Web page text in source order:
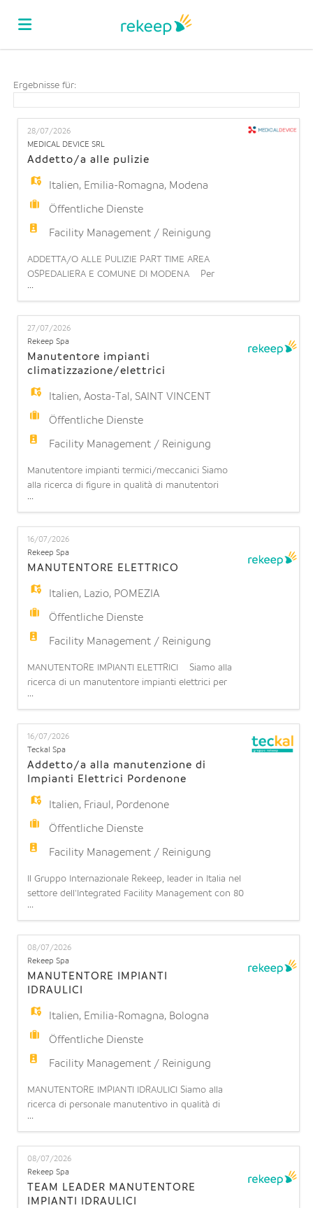
Stellen
Lebenslauf
Sprache
EN
FR
IT
PT
Ergebnisse für:
28/07/2026
MEDICAL DEVICE SRL
Addetto/a alle pulizie
Italien, Emilia-Romagna, Modena
Öffentliche Dienste
Facility Management / Reinigung
ADDETTA/O ALLE PULIZIE PART TIME AREA
OSPEDALIERA E COMUNE DI MODENA Per
importante realtà ospedaliera sita a Modena siamo
alla ricerca di un/a Addetto/a alle pulizie part time
orizzontale 15h. Cosa farai: La risorsa si occuperà
di pulire all'interno dei reparti, delle camere, bagni
e corridoi dell'intera struttura. Cosa offriamo: -
...
27/07/2026
Rekeep Spa
Manutentore impianti
climatizzazione/elettrici
Italien,Aosta-Tal , SAINT VINCENT
Öffentliche Dienste
Facility Management / Reinigung
Manutentore impianti termici/meccanici Siamo
alla ricerca di figure in qualità di manutentori
impianti termici/meccanici turnisti per
potenziamento team operativo presso CASINO'
SAINT VINCENT (CASINO' DE LA VELLEE')
Requisiti richiesti: - Preferibile se in possesso di
Diploma tecnico o attestato di qualifica; -
Esperienza manutenzione su imp
...
16/07/2026
Rekeep Spa
MANUTENTORE ELETTRICO
Italien, Lazio, POMEZIA
Öffentliche Dienste
Facility Management / Reinigung
MANUTENTORE IMPIANTI ELETTRICI Siamo alla
ricerca di un manutentore impianti elettrici per
potenziamento team operativo presso il CED di
POMEZIA (RM) La risorsa dovrà assicurare il
corretto funzionamento degli impianti elettrici,
eseguendo le attività di manutenzione ordinaria e
straordinaria di impianti elettrici e apparecchiature
elettronich
...
16/07/2026
Teckal Spa
Addetto/a alla manutenzione di
Impianti Elettrici Pordenone
Italien, Friaul , Pordenone
Öffentliche Dienste
Facility Management / Reinigung
Il Gruppo Internazionale Rekeep, leader in Italia nel
settore dell'Integrated Facility Management con 80
anni di esperienza, 28.000 dipendenti e oltre 1
miliardo di fatturato, ha l'opportunità di inserire
all'interno di una Società del Gruppo, Teckal S.p.A,
un addetto/a alla manutenzione di impianti
elettrici e speciali per potenziamento team opera
...
08/07/2026
Rekeep Spa
MANUTENTORE IMPIANTI
IDRAULICI
Italien, Emilia-Romagna, Bologna
Öffentliche Dienste
Facility Management / Reinigung
MANUTENTORE IMPIANTI IDRAULICI Siamo alla
ricerca di personale manutentivo in qualità di
installatore/manutentore impianti
idrotermosanitari presso presso Ospedale
Sant'Orsola di Bologna. L'impiantista idraulico di
cantiere è una figura tecnica specializzata
nell'installazione, collaudo e manutenzione di
sistemi idrici, termici e di climatizzazion
...
08/07/2026
Rekeep Spa
TEAM LEADER MANUTENTORE
IMPIANTI IDRAULICI